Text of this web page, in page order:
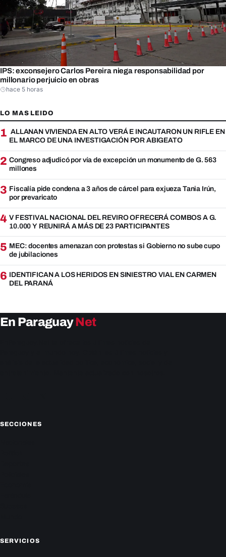
IPS: exconsejero Carlos Pereira niega responsabilidad por
millonario perjuicio en obras
hace 5 horas
LO MAS LEIDO
1 ALLANAN VIVIENDA EN ALTO VERÁ E INCAUTARON UN RIFLE EN
EL MARCO DE UNA INVESTIGACIÓN POR ABIGEATO
2 Congreso adjudicó por vía de excepción un monumento de G. 563
millones
3 Fiscalía pide condena a 3 años de cárcel para exjueza Tania Irún,
por prevaricato
4 V FESTIVAL NACIONAL DEL REVIRO OFRECERÁ COMBOS A G.
10.000 Y REUNIRÁ A MÁS DE 23 PARTICIPANTES
5 MEC: docentes amenazan con protestas si Gobierno no sube cupo
de jubilaciones
6 IDENTIFICAN A LOS HERIDOS EN SINIESTRO VIAL EN CARMEN
DEL PARANÁ
En ParaguayNet
SECCIONES
SERVICIOS